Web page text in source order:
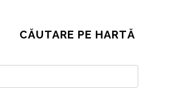
CĂUTARE PE HARTĂ